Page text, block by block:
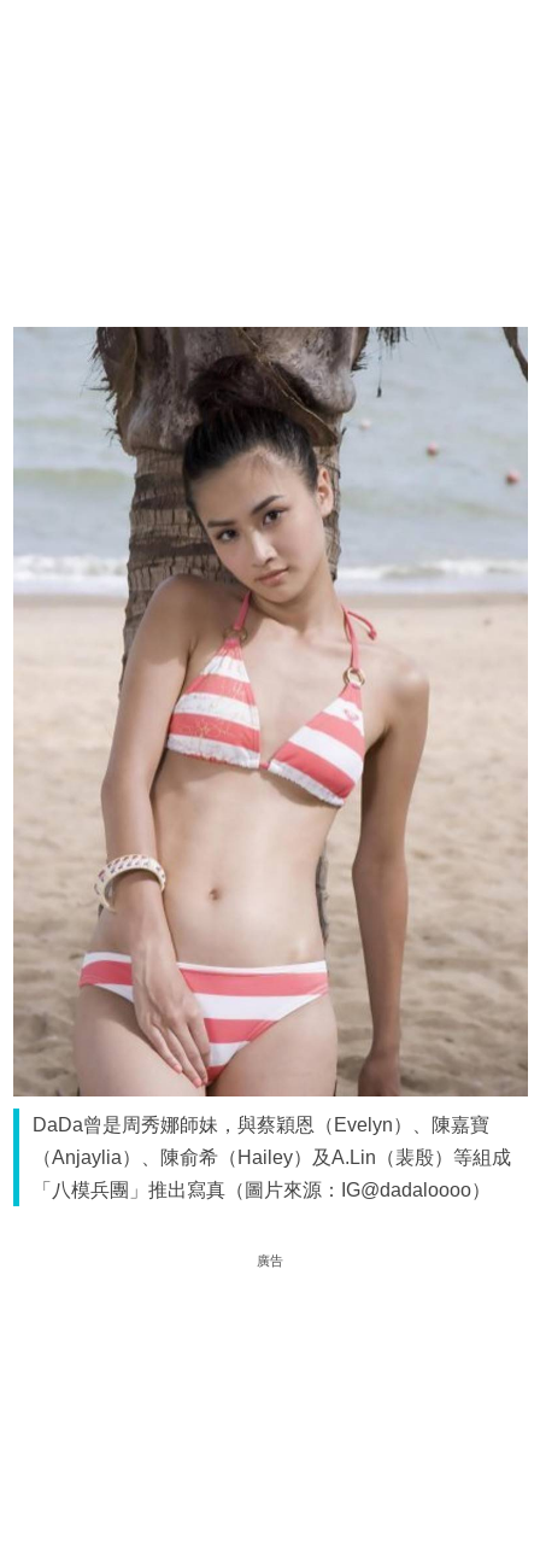
DaDa曾是周秀娜師妹，與蔡穎恩（Evelyn）、陳嘉寶
（Anjaylia）、陳俞希（Hailey）及A.Lin（裴殷）等組成
「八模兵團」推出寫真（圖片來源：IG@dadaloooo）
廣告